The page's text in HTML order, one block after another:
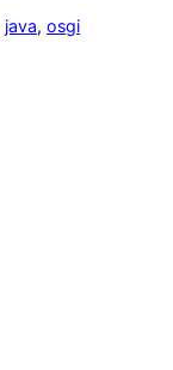
java, osgi